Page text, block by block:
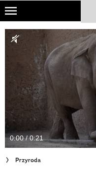
Skip
main
content
NATIONAL GEOGRAPHIC
TRAVELER
PODCASTY
Sklep
Newsletter
Cuda Polski
Wielki Konkurs Fotograficzny
0:00 / 0:21
Przyroda